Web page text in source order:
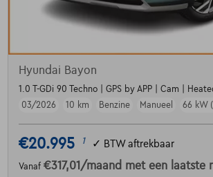
Hyundai Bayon
1.0 T-GDi 90 Techno | GPS by APP | Cam |
03/2026
10 km Benzine Manueel 66 kW
€20.995 1 ✓ BTW aftrekbaar
Vanaf €317,01 /maand met een laatste